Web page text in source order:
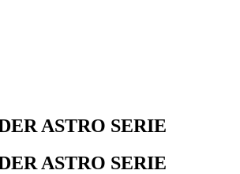
ASTRO SERIE
ASTRO SERIE